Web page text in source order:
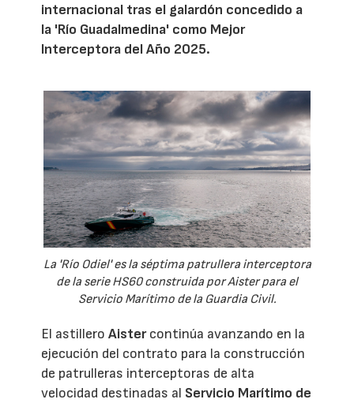
internacional tras el galardón concedido a
la 'Río Guadalmedina' como Mejor
Interceptora del Año 2025.
La 'Río Odiel' es la séptima patrullera interceptora
de la serie HS60 construida por Aister para el
Servicio Marítimo de la Guardia Civil.
El astilleroAistercontinúa avanzando en la
ejecución del contrato para la construcción
de patrulleras interceptoras de alta
velocidad destinadas al Servicio Marítimo de